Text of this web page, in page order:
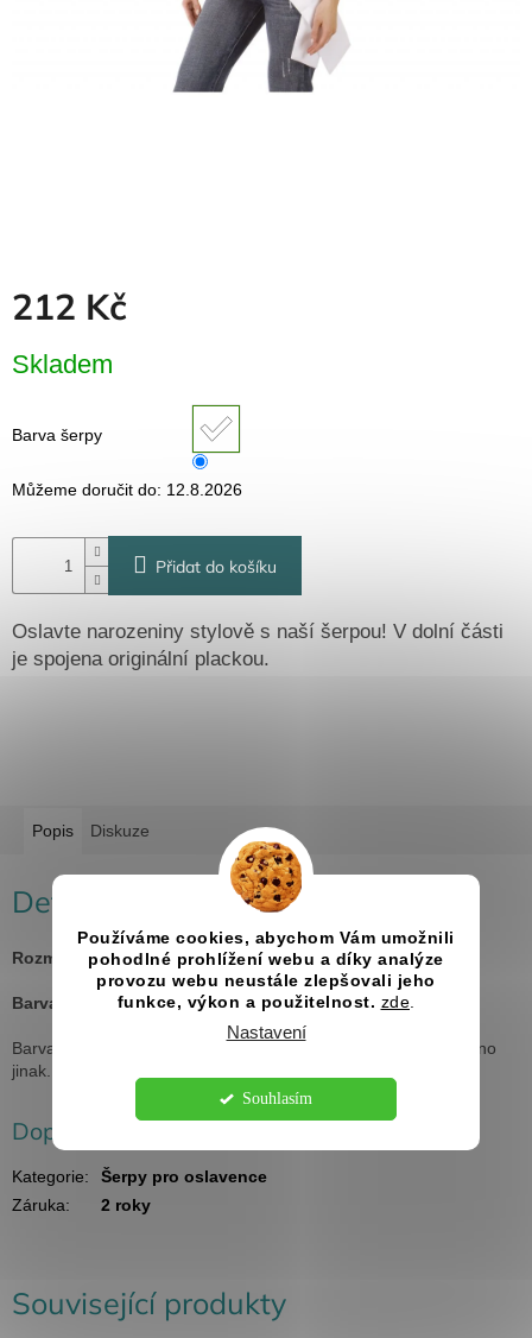
Používáme cookies, abychom Vám umožnili
pohodlné prohlížení webu a díky analýze
provozu webu neustále zlepšovali jeho
funkce, výkon a použitelnost. zde.
Nastavení
Souhlasím
212 Kč
cena:
Skladem
Barva šerpy
Můžeme doručit do: 12.8.2026
Přidat do košíku
Oslavte narozeniny stylově s naší šerpou! V dolní části
je spojena originální plackou.
Související produkty
Popis Diskuze
Detailní popis produktu
Rozměry: 200x10 cm
Barva šerpy: meruňková, zlatá, bílá, fuchsiová, růžová
Barva potisku jako na produktové fotografii, pokud není uvedeno
jinak.
Doplňkové parametry
Kategorie:
Šerpy pro oslavence
Záruka: 2 roky